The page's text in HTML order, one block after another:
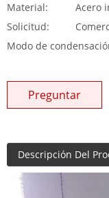
Material:
Acero
Solicitud:
Modo de
Preguntar
Descripción Del